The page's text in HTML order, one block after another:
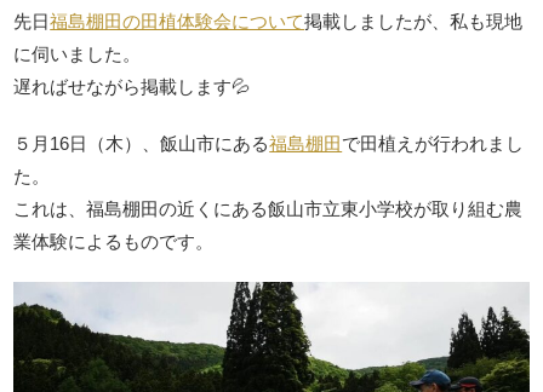
先日福島棚田の田植体験会について掲載しましたが、私も現地
に伺いました。
遅ればせながら掲載します💦
５月16日（木）、飯山市にある福島棚田で田植えが行われまし
た。
これは、福島棚田の近くにある飯山市立東小学校が取り組む農
業体験によるものです。